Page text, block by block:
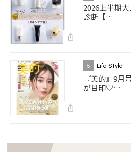
2026上半期
診断【…
5 Life Style
『美的』9月
が目印♡…